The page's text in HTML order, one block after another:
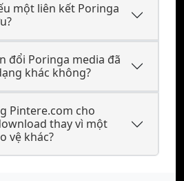
một liên kết Poringa
đổi Poringa media đã
khác không?
Pintere.com cho
thay vì một
vệ khác?